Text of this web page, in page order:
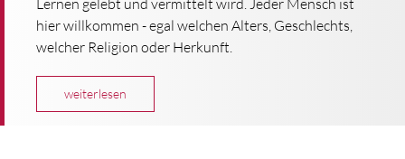
hier willkommen - egal welchen Alters, Geschlechts,
welcher Religion oder Herkunft.
weiterlesen